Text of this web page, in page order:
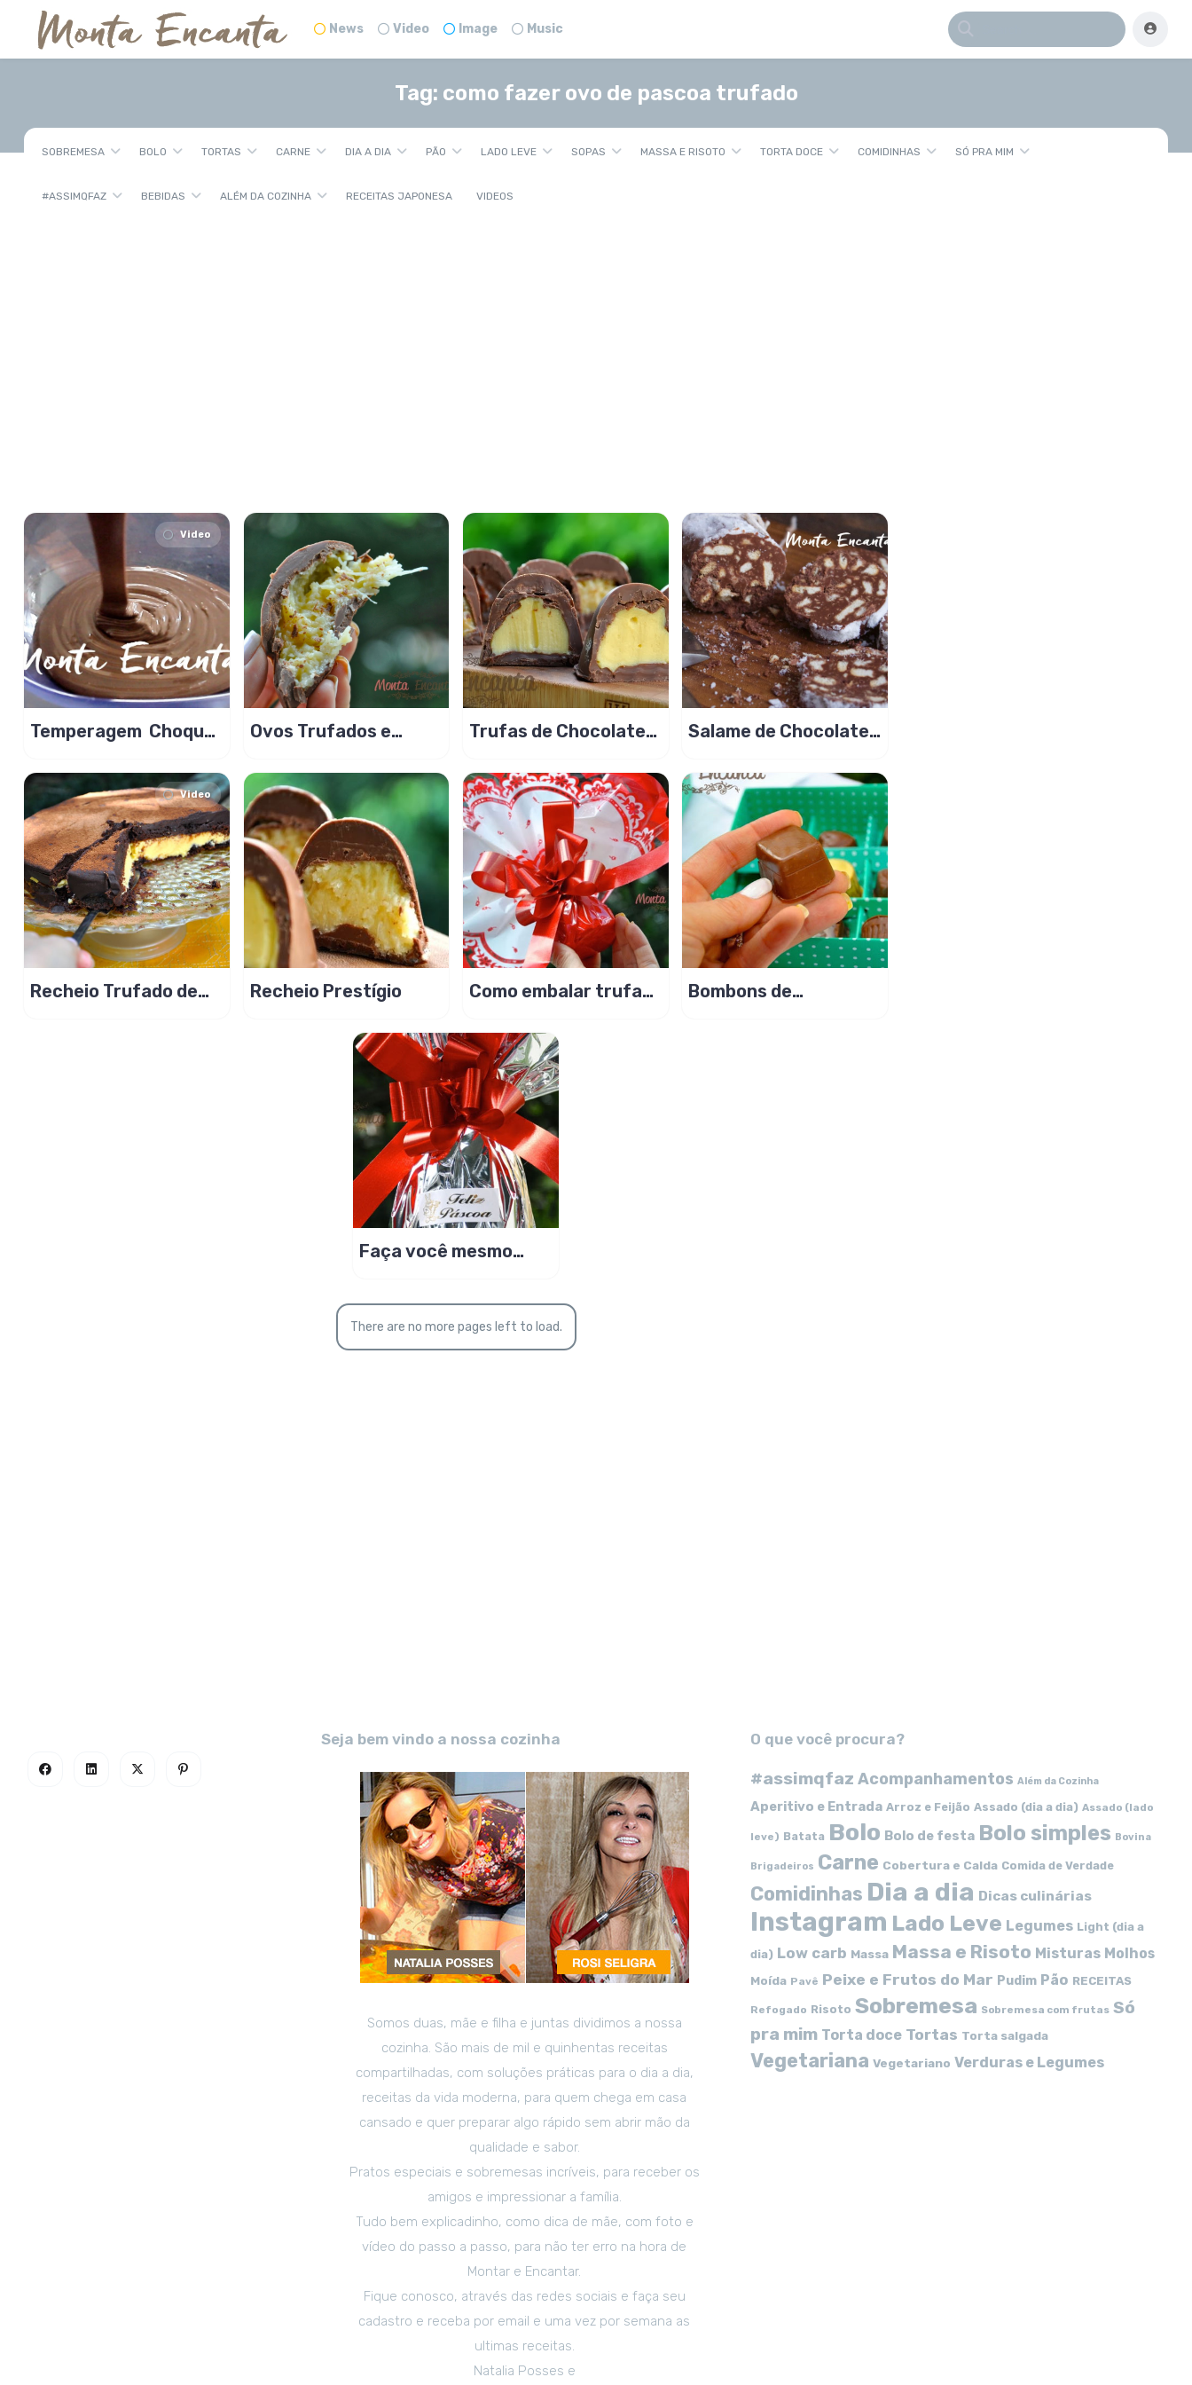
News Video Image Music
Tag: como fazer ovo de pascoa trufado
SOBREMESA BOLO TORTAS CARNE DIA A DIA PÃO LADO LEVE SOPAS MASSA E RISOTO TORTA DOCE COMIDINHAS SÓ PRA MIM
#ASSIMQFAZ BEBIDAS ALÉM DA COZINHA RECEITAS JAPONESA VIDEOS
Video
Temperagem Choque
novo!
Ovos Trufados e
Trufas de Chocolate
Salame de Chocolate
Cioccolato!
Video
Recheio Trufado de
Recheio Prestígio
Como embalar trufas
Bombons de
Faça você mesmo
There are no more pages left to load.
Seja bem vindo a nossa cozinha
Somos duas, mãe e filha e juntas dividimos a nossa
cozinha. São mais de mil e quinhentas receitas
compartilhadas, com soluções práticas para o dia a dia,
receitas da vida moderna, para quem chega em casa
cansado e quer preparar algo rápido sem abrir mão da
qualidade e sabor.
Pratos especiais e sobremesas incríveis, para receber os
amigos e impressionar a família.
Tudo bem explicadinho, como dica de mãe, com foto e
vídeo do passo a passo, para não ter erro na hora de
Montar e Encantar.
Fique conosco, através das redes sociais e faça seu
cadastro e receba por email e uma vez por semana as
ultimas receitas.
Natalia Posses e
O que você procura?
#assimqfaz Acompanhamentos Além da Cozinha
Aperitivo e Entrada Arroz e Feijão Assado (dia a dia) Assado (lado
leve) Batata Bolo Bolo de festa Bolo simples Bovina
Brigadeiros Carne Cobertura e Calda Comida de Verdade
Comidinhas Dia a dia Dicas culinárias
Instagram Lado Leve Legumes Light (dia a
dia) Low carb Massa Massa e Risoto Misturas Molhos
Moída Pavê Peixe e Frutos do Mar Pudim Pão RECEITAS
Refogado Risoto Sobremesa Sobremesa com frutas Só
pra mim Torta doce Tortas Torta salgada
Vegetariana Vegetariano Verduras e Legumes